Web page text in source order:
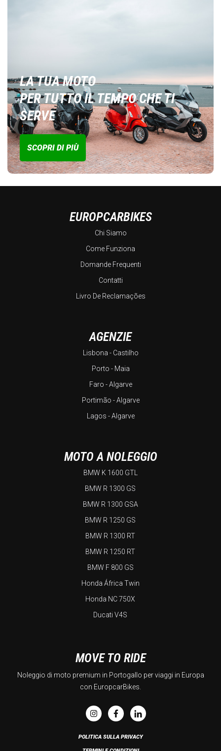
LA TUA MOTO
PER TUTTO IL TEMPO CHE TI
SERVE
SCOPRI DI PIÙ
EUROPCARBIKES
Chi Siamo
Come Funziona
Domande Frequenti
Contatti
Livro De Reclamações
AGENZIE
Lisbona - Castilho
Porto - Maia
Faro - Algarve
Portimão - Algarve
Lagos - Algarve
MOTO A NOLEGGIO
BMW K 1600 GTL
BMW R 1300 GS
BMW R 1300 GSA
BMW R 1250 GS
BMW R 1300 RT
BMW R 1250 RT
BMW F 800 GS
Honda África Twin
Honda NC 750X
Ducati V4S
MOVE TO RIDE
Noleggio di moto premium in Portogallo per viaggi in Europa
con EuropcarBikes.
POLITICA SULLA PRIVACY